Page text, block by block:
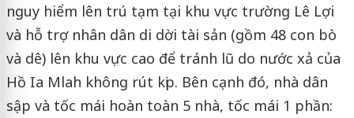
nguy hiểm lên trú tạm tại khu vực trường Lê Lợi
và hỗ trợ nhân dân di dời tài sản (gồm 48 con bò
và dê) lên khu vực cao để tránh lũ do nước xả của
Hồ Ia Mlah không rút kịp. Bên cạnh đó, nhà dân
sập và tốc mái hoàn toàn 5 nhà, tốc mái 1 phần: